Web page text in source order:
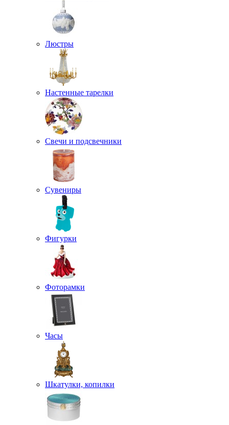
Люстры
Настенные тарелки
Свечи и подсвечники
Сувениры
Фигурки
Фоторамки
Часы
Шкатулки, копилки